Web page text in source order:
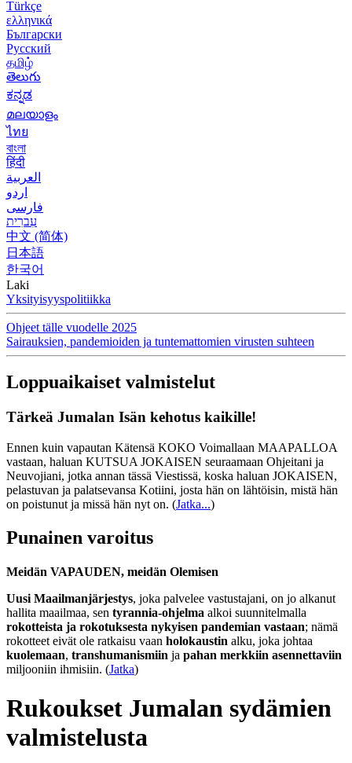
Türkçe
ελληνικά
Български
Русский
தமிழ்
తెలుగు
ಕನ್ನಡ
മലയാളം
ไทย
বাংলা
हिंदी
العربية
اردو
فارسی
עִברִית
中文 (简体)
日本語
한국어
Laki
Yksityisyyspolitiikka
Ohjeet tälle vuodelle 2025
Sairauksien, pandemioiden ja tuntemattomien virusten suhteen
Loppuaikaiset valmistelut
Tärkeä Jumalan Isän kehotus kaikille!
Ennen kuin vapautan Kätensä KOKO Voimallaan MAAPALLOA
vastaan, haluan KUTSUA JOKAISEN seuraamaan Ohjeitani ja
Neuvojiani, jotka annan tässä Viestissä, koska haluan JOKAISEN,
pelastuvan ja palatsevansa Kotiini, josta hän on lähtöisin, mistä hän
on poistunut ja missä hän nyt on. (Jatka...)
Punainen varoitus
Meidän VAPAUDEN, meidän Olemisen
Uusi Maailmanjärjestys, joka palvelee vastustajani, on jo alkanut
hallita maailmaa, sen tyrannia-ohjelma alkoi suunnitelmalla
rokotteista ja rokotuksesta nykyisen pandemian vastaan; nämä
rokotteet eivät ole ratkaisu vaan holokaustin alku, joka johtaa
kuolemaan, transhumanismiin ja pahan merkkiin asennettaviin
miljooniin ihmisiin. (Jatka)
Rukoukset Jumalan sydämien
valmistelusta